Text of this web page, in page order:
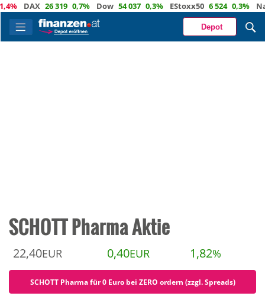
DAX 26 319 0,7% Dow 54 037 0,3% EStoxx50 6 524 0,3%
Depot
SCHOTT Pharma Aktie
22,40EUR 0,40EUR 1,82%
SCHOTT Pharma für 0 Euro bei ZERO ordern (zzgl. Spreads)